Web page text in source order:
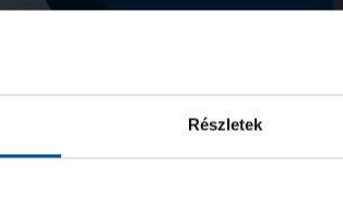
Részletek